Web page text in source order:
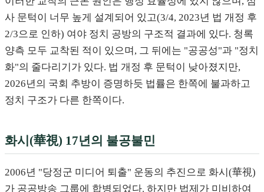
사 문턱이 너무 높게 설계되어 있고(3/4, 2023년 법 개정 후
2/3으로 인하) 여야 정치 공방의 구조적 결과에 있다. 청록
양측 모두 교착된 적이 있으며, 그 뒤에는 "공공성"과 "정치
화"의 줄다리기가 있다. 법 개정 후 문턱이 낮아졌지만,
2026년의 국회 추방이 증명하듯 법률은 한쪽에 불과하고
정치 구조가 다른 한쪽이다.
화시(華視) 17년의 불공불민
2006년 "당정군 미디어 퇴출" 운동의 추진으로 화시(華視)
가 공공방송 그룹에 합병되었다. 하지만 법제가 미비하여